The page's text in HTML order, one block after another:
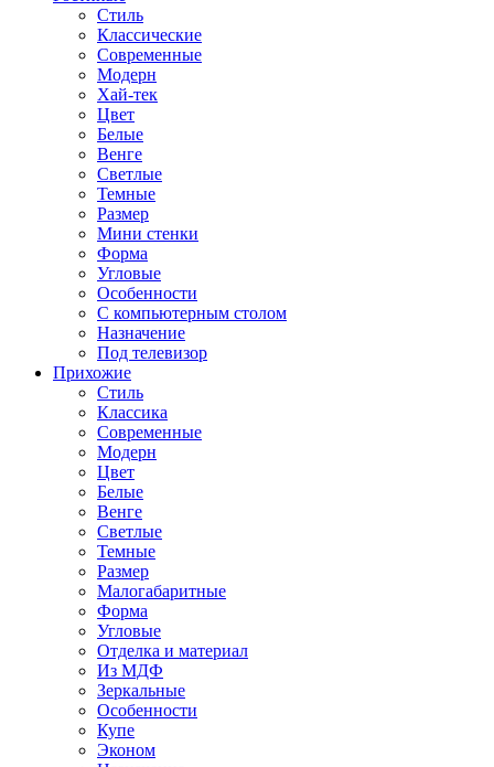
Стиль
Классические
Современные
Модерн
Хай-тек
Цвет
Белые
Венге
Светлые
Темные
Размер
Мини стенки
Форма
Угловые
Особенности
С компьютерным столом
Назначение
Под телевизор
Прихожие
Стиль
Классика
Современные
Модерн
Цвет
Белые
Венге
Светлые
Темные
Размер
Малогабаритные
Форма
Угловые
Отделка и материал
Из МДФ
Зеркальные
Особенности
Купе
Эконом